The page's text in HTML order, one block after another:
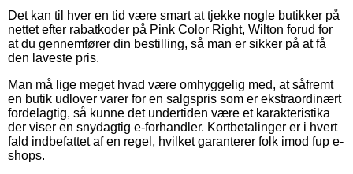
Det kan til hver en tid være smart at tjekke nogle butikker på
nettet efter rabatkoder på Pink Color Right, Wilton forud for
at du gennemfører din bestilling, så man er sikker på at få
den laveste pris.
Man må lige meget hvad være omhyggelig med, at såfremt
en butik udlover varer for en salgspris som er ekstraordinært
fordelagtig, så kunne det undertiden være et karakteristika
der viser en snydagtig e-forhandler. Kortbetalinger er i hvert
fald indbefattet af en regel, hvilket garanterer folk imod fup e-
shops.